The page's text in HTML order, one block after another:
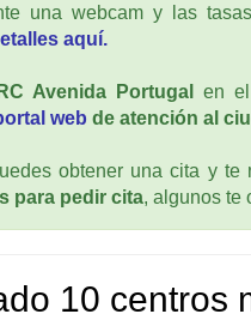
una webcam y las
aquí.
Avenida Portugal
en
web de atención al
obtener una cita y te
para pedir cita, algunos te
10 centros